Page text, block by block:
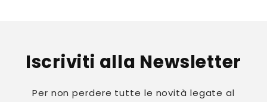
Iscriviti alla Newsletter
Per non perdere tutte le novità legate al